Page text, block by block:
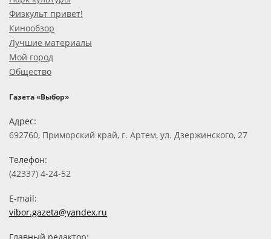
Физкульт привет!
Кинообзор
Лучшие материалы
Мой город
Общество
Газета «Выбор»
Адрес:
692760, Приморский край, г. Артем, ул. Дзержинского, 27
Телефон:
(42337) 4-24-52
E-mail:
vibor.gazeta@yandex.ru